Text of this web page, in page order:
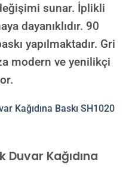
sunar. İplikli
dayanıklıdır. 90
yapılmaktadır. Gri
modern ve yenilikçi
Duvar Kağıdına